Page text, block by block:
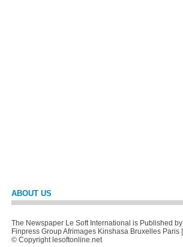
ABOUT US
The Newspaper Le Soft International is Published by
Finpress Group Afrimages Kinshasa Bruxelles Paris |
© Copyright lesoftonline.net